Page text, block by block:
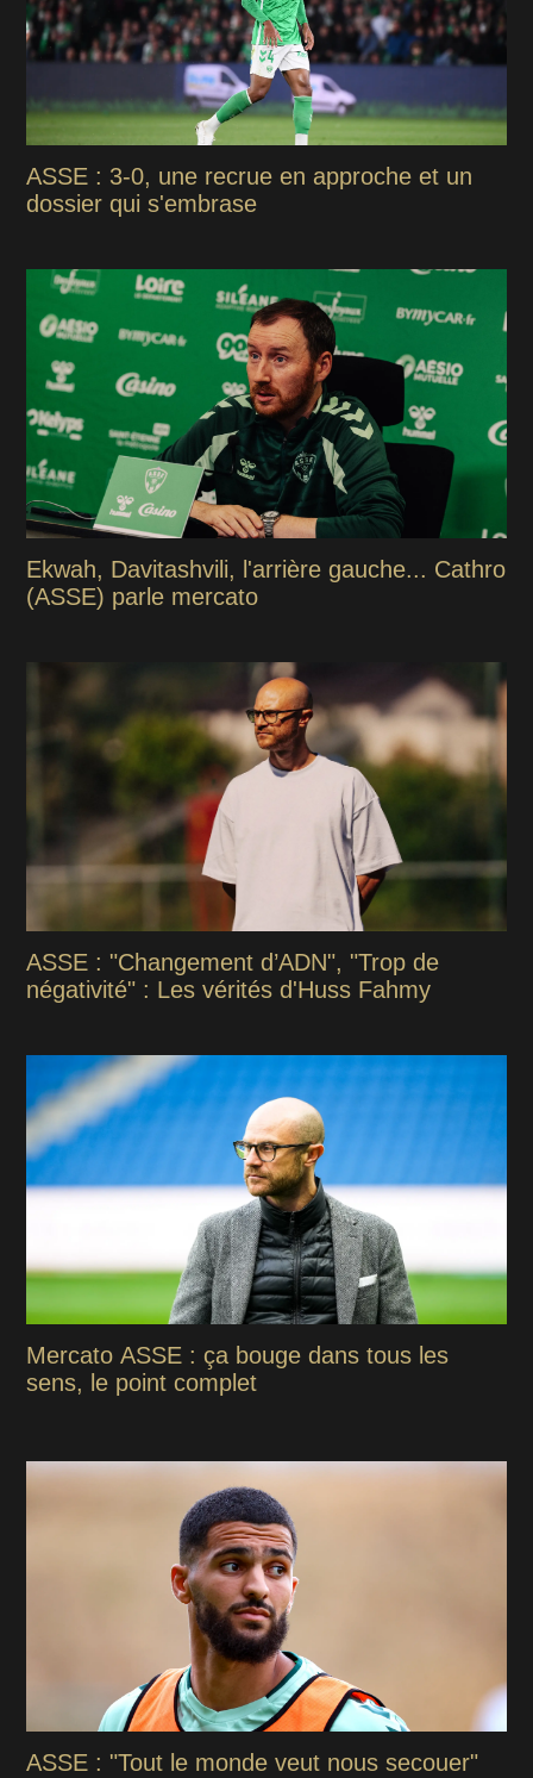
ASSE : 3-0, une recrue en approche et un
dossier qui s'embrase
Ekwah, Davitashvili, l'arrière gauche... Cathro
(ASSE) parle mercato
ASSE : "Changement d’ADN", "Trop de
négativité" : Les vérités d'Huss Fahmy
Mercato ASSE : ça bouge dans tous les
sens, le point complet
ASSE : "Tout le monde veut nous secouer"